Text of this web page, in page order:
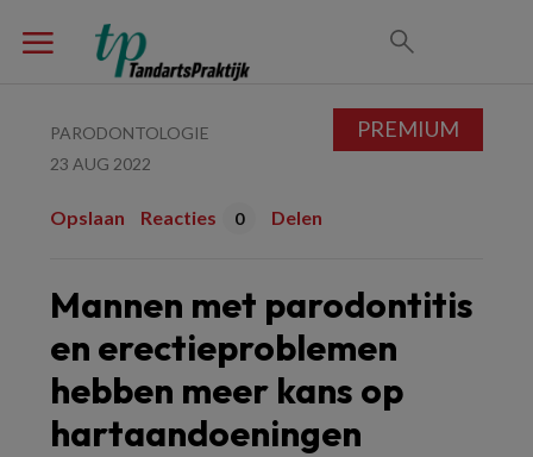
PARODONTOLOGIE
23 AUG 2022
Opslaan Reacties 0 Delen
Mannen met parodontitis
en erectieproblemen
hebben meer kans op
hartaandoeningen
PREMIUM